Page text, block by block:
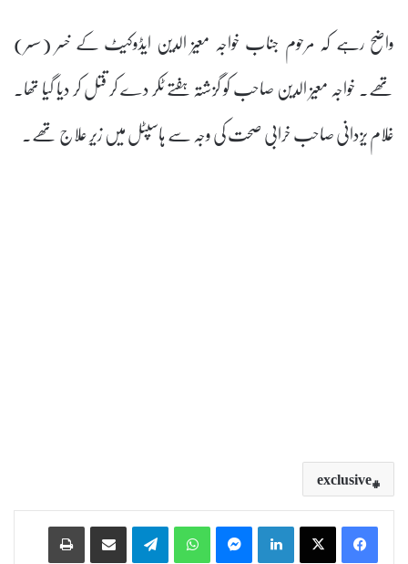
واضح رہے کہ مرحوم جناب خواجہ معیز الدین ایڈوکیٹ کے خسر (سسر)
تھے۔ خواجہ معیز الدین صاحب کو گزشتہ ہفتے ٹکر دے کر قتل کر دیا گیا تھا۔
غلام یزدانی صاحب خرابی صحت کی وجہ سے ہاسپٹل میں زیرِ علاج تھے۔
exclusive
LinkedIn
WhatsApp
Telegram